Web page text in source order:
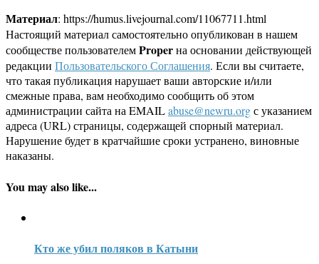
Материал: https://humus.livejournal.com/11067711.html
Настоящий материал самостоятельно опубликован в нашем
сообществе пользователемProperна основании действующей
редакции Пользовательского Соглашения. Если вы считаете,
что такая публикация нарушает ваши авторские и/или
смежные права, вам необходимо сообщить об этом
администрации сайта на EMAILabuse@newru.orgс указанием
адреса (URL) страницы, содержащей спорный материал.
Нарушение будет в кратчайшие сроки устранено, виновные
наказаны.
You may also like...
Кто же убил поляков в Катыни